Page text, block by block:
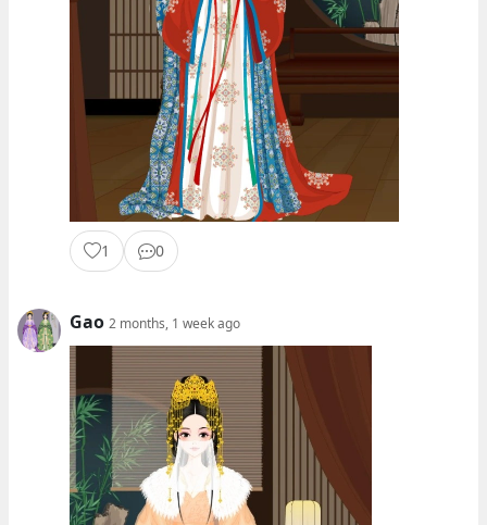
1 0
Gao 2 months, 1 week ago